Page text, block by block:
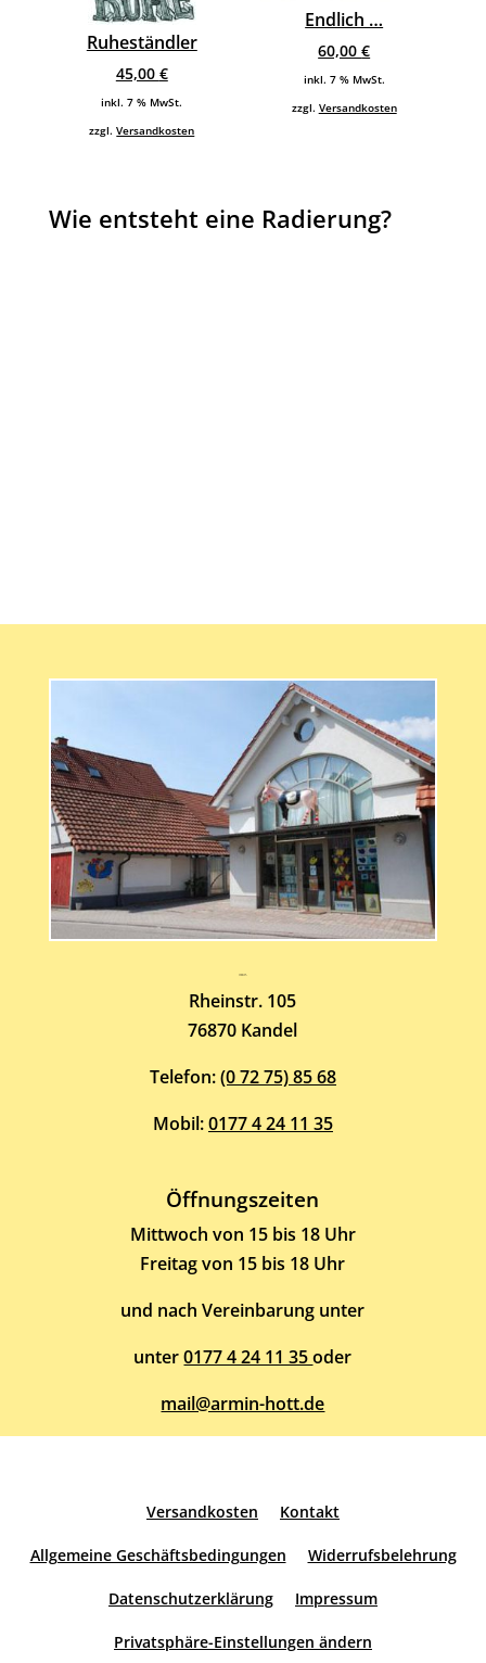
Ruheständler
45,00 €
inkl. 7 % MwSt.
zzgl.Versandkosten
Endlich …
60,00€
inkl. 7 % MwSt.
zzgl. Versandkosten
Wie entsteht eine Radierung?
Rheinstr. 105
76870 Kandel
Telefon:(0 72 75) 85 68
Mobil:0177 4 24 11 35
Öffnungszeiten
Mittwoch von 15 bis 18 Uhr
Freitag von 15 bis 18 Uhr
und nach Vereinbarung unter
unter0177 4 24 11 35oder
mail@armin-hott.de
Versandkosten Kontakt
Allgemeine Geschäftsbedingungen Widerrufsbelehrung
Datenschutzerklärung Impressum
Privatsphäre-Einstellungen ändern